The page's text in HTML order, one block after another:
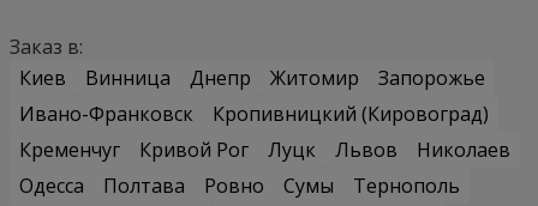
Заказ в:
Киев
Винница Днепр Житомир
Запорожье
Ивано-Франковск
Кропивницкий (Кировоград)
Кременчуг
Кривой Рог Луцк Львов
Николаев
Одесса
Полтава Ровно Сумы
Тернополь